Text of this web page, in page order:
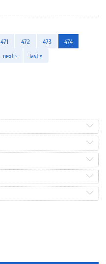
471 472 473
474
next › last »